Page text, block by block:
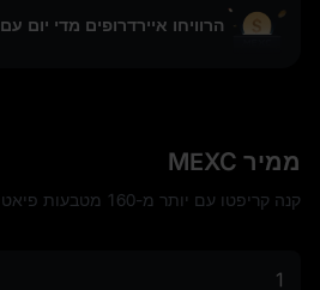
הרוויחו איירדרופים מדי יום עם MEXC איירדרופ+
ממיר MEXC
קנה קריפטו עם יותר מ-160 מטבעות פיאט